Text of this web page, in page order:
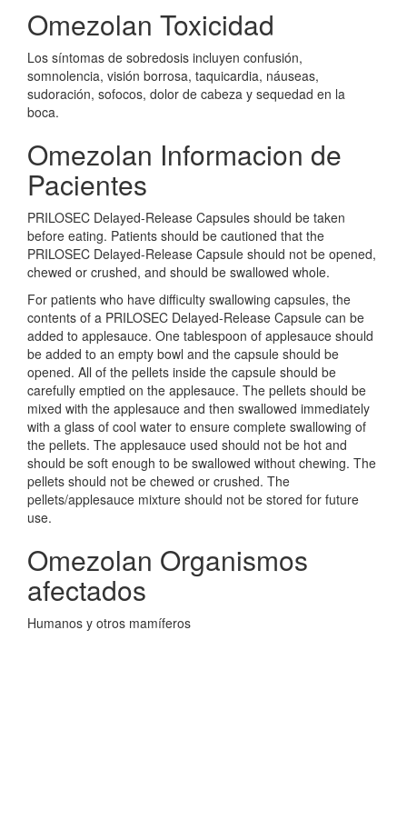
Omezolan Toxicidad
Los síntomas de sobredosis incluyen confusión,
somnolencia, visión borrosa, taquicardia, náuseas,
sudoración, sofocos, dolor de cabeza y sequedad en la
boca.
Omezolan Informacion de
Pacientes
PRILOSEC Delayed-Release Capsules should be taken
before eating. Patients should be cautioned that the
PRILOSEC Delayed-Release Capsule should not be opened,
chewed or crushed, and should be swallowed whole.
For patients who have difficulty swallowing capsules, the
contents of a PRILOSEC Delayed-Release Capsule can be
added to applesauce. One tablespoon of applesauce should
be added to an empty bowl and the capsule should be
opened. All of the pellets inside the capsule should be
carefully emptied on the applesauce. The pellets should be
mixed with the applesauce and then swallowed immediately
with a glass of cool water to ensure complete swallowing of
the pellets. The applesauce used should not be hot and
should be soft enough to be swallowed without chewing. The
pellets should not be chewed or crushed. The
pellets/applesauce mixture should not be stored for future
use.
Omezolan Organismos
afectados
Humanos y otros mamíferos